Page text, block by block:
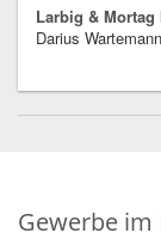
Larbig &
Darius Wartemann
Gewerbe im